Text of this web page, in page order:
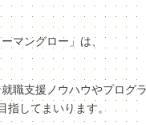
マングロー」は、
職支援ノウハウやプログ
指してまいります。